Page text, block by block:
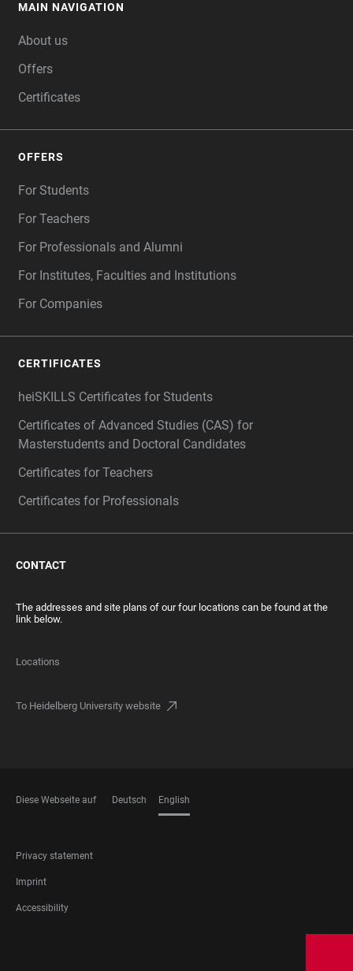
MAIN NAVIGATION
About us
Offers
Certificates
OFFERS
For Students
For Teachers
For Professionals and Alumni
For Institutes, Faculties and Institutions
For Companies
CERTIFICATES
heiSKILLS Certificates for Students
Certificates of Advanced Studies (CAS) for
Masterstudents and Doctoral Candidates
Certificates for Teachers
Certificates for Professionals
CONTACT
The addresses and site plans of our four locations can be found at the
link below.
Locations
To Heidelberg University website
Diese Webseite auf Deutsch English
FOOTER
LEGAL
Privacy statement
Imprint
Accessibility